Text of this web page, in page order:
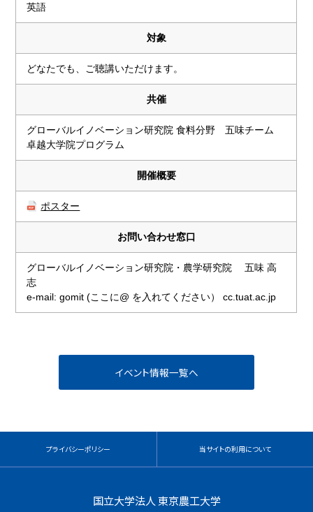
英語
対象
どなたでも、ご聴講いただけます。
共催
グローバルイノベーション研究院 食料分野 五味チーム
卓越大学院プログラム
開催概要
ポスター
お問い合わせ窓口
グローバルイノベーション研究院・農学研究院 五味 高
志
e-mail: gomit (ここに@ を入れてください） cc.tuat.ac.jp
プライバシーポリシー 当サイトの利用について
国立大学法人 東京農工大学